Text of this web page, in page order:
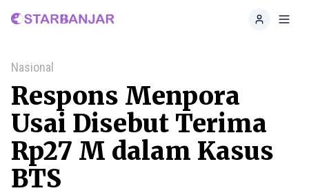
Home
Nasional
Respons Menpora
Usai Disebut Terima
Rp27 M dalam Kasus
BTS